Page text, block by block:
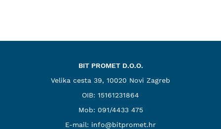
BIT PROMET D.O.O.
Velika cesta 39, 10020 Novi Zagreb
OIB: 15161231864
Mob: 091/4433 475
E-mail: info@bitpromet.hr